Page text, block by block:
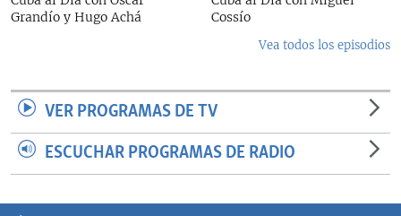
Grandío y Hugo Achá
Cossío
Vea todos los episodios
VER PROGRAMAS DE TV
ESCUCHAR PROGRAMAS DE RADIO